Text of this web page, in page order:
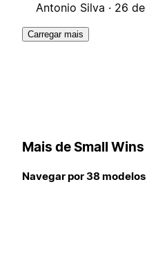
Antonio Silva · 26
Carregar mais
Mais de Small Wins
Navegar por 38 modelos